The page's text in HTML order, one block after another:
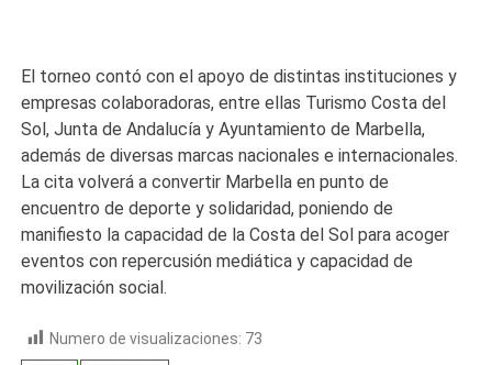
El torneo contó con el apoyo de distintas instituciones y
empresas colaboradoras, entre ellas Turismo Costa del
Sol, Junta de Andalucía y Ayuntamiento de Marbella,
además de diversas marcas nacionales e internacionales.
La cita volverá a convertir Marbella en punto de
encuentro de deporte y solidaridad, poniendo de
manifiesto la capacidad de la Costa del Sol para acoger
eventos con repercusión mediática y capacidad de
movilización social.
Numero de visualizaciones: 73